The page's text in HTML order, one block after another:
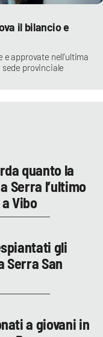
il bilancio e
approvate nell’ultima
provinciale
quanto la
Serra l’ultimo
Vibo
gli
Serra San
a giovani in